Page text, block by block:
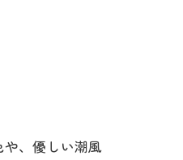
、優しい潮風